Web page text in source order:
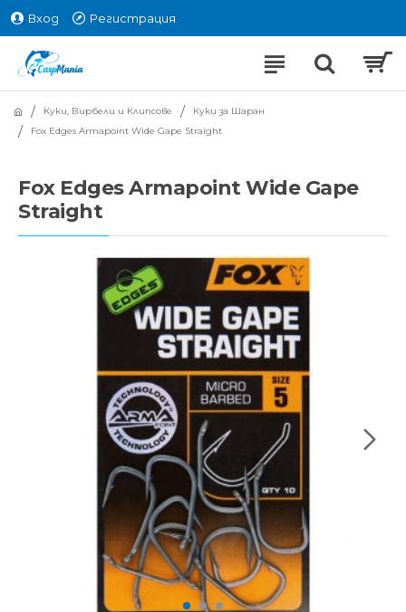
Вход Регистрация
Куки, Вирбели и Клипсове
Куки за Шаран
Fox Edges Armapoint Wide Gape Straight
Fox Edges Armapoint Wide Gape
Straight